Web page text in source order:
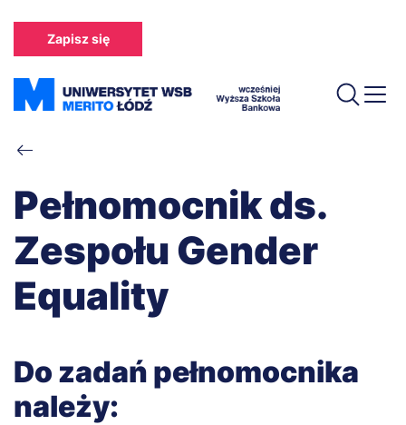
treści
Zapisz się
Ścieżka
nawigacyjna
Pełnomocnik ds.
Zespołu Gender
Equality
Do zadań pełnomocnika
należy: